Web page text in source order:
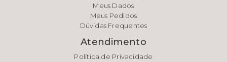
Meus Dados
Meus Pedidos
Dúvidas Frequentes
Atendimento
Política de Privacidade